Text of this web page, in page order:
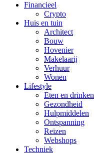
Financieel
Crypto
Huis en tuin
Architect
Bouw
Hovenier
Makelaarij
Verhuur
Wonen
Lifestyle
Eten en drinken
Gezondheid
Hulpmiddelen
Ontspanning
Reizen
Webshops
Techniek